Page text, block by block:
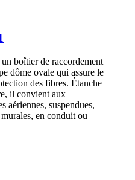
boîtier de raccordement
dôme ovale qui assure le
des fibres. Étanche
il convient aux
aériennes, suspendues,
en conduit ou